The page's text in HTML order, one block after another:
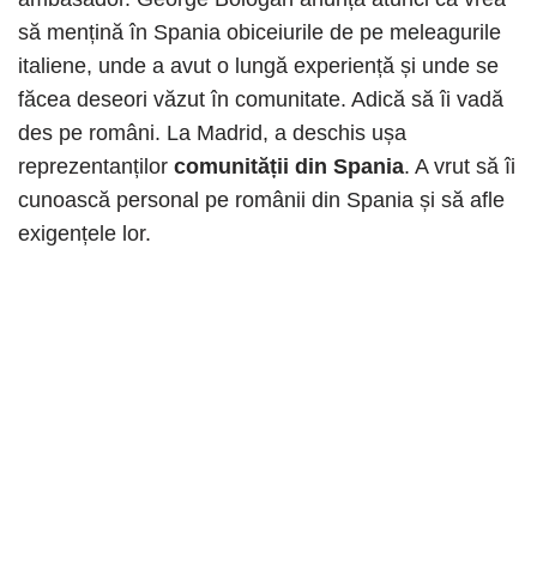
să mențină în Spania obiceiurile de pe meleagurile
italiene, unde a avut o lungă experiență și unde se
făcea deseori văzut în comunitate. Adică să îi vadă
des pe români. La Madrid, a deschis ușa
reprezentanților comunității din Spania. A vrut să îi
cunoască personal pe românii din Spania și să afle
exigențele lor.